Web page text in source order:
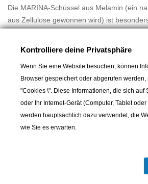
Die MARINA-Schüssel aus Melamin (ein
aus Zellulose gewonnen wird) ist
Die Dekoration des Geschirrs MARINA ist
maritimen Streifen und dem Symbol der
EINHEITEN: 6 Stück
DIMENSIONEN: ø13cm
TYP: Müslischale
Kontrolliere deine Privatsphäre
Wenn Sie eine Website besuchen, können
Browser gespeichert oder abgerufen werden,
"Cookies \". Diese Informationen, die sich auf
oder Ihr Internet-Gerät (Computer, Tablet
werden hauptsächlich dazu verwendet, die
wie Sie es erwarten.